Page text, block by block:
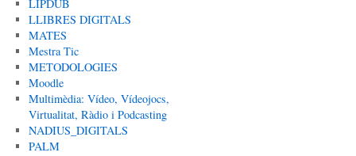
LIPDUB
LLIBRES DIGITALS
MATES
Mestra Tic
METODOLOGIES
Moodle
Multimèdia: Vídeo, Vídeojocs,
Virtualitat, Ràdio i Podcasting
NADIUS_DIGITALS
PALM